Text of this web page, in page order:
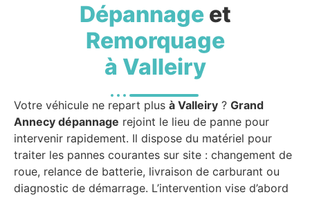
Dépannageet
Remorquage
à Valleiry
Votre véhicule ne repart plus à Valleiry ? Grand
Annecy dépannage rejoint le lieu de panne pour
intervenir rapidement. Il dispose du matériel pour
traiter les pannes courantes sur site : changement de
roue, relance de batterie, livraison de carburant ou
diagnostic de démarrage. L’intervention vise d’abord